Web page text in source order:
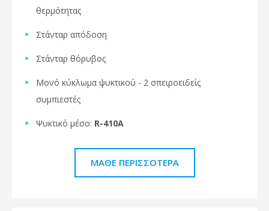
θερμότητας
Στάνταρ απόδοση
Στάνταρ θόρυβος
Μονό κύκλωμα ψυκτικού - 2 σπειροειδείς
συμπιεστές
Ψυκτικό μέσο: R-410A
ΜΆΘΕ ΠΕΡΙΣΣΌΤΕΡΑ